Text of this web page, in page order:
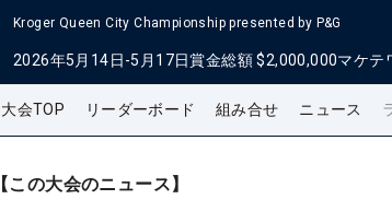
Kroger Queen City Championship presented by P&G
2026年5月14日-5月17日賞金総額 $2,000,000マケテ
大会TOP リーダーボード 組み合せ ニュース
【この大会のニュース】